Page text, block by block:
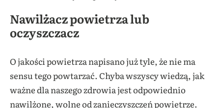
Nawilżacz powietrza lub
oczyszczacz
O jakości powietrza napisano już tyle, że nie ma
sensu tego powtarzać. Chyba wszyscy wiedzą, jak
ważne dla naszego zdrowia jest odpowiednio
nawilżone, wolne od zanieczyszczeń powietrze.